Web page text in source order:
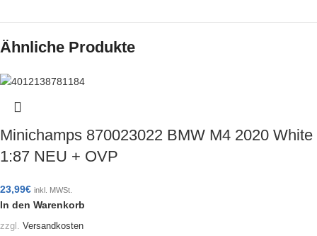
Ähnliche Produkte
Minichamps 870023022 BMW M4 2020 White
1:87 NEU + OVP
23,99€ inkl. MWSt.
In den Warenkorb
zzgl. Versandkosten